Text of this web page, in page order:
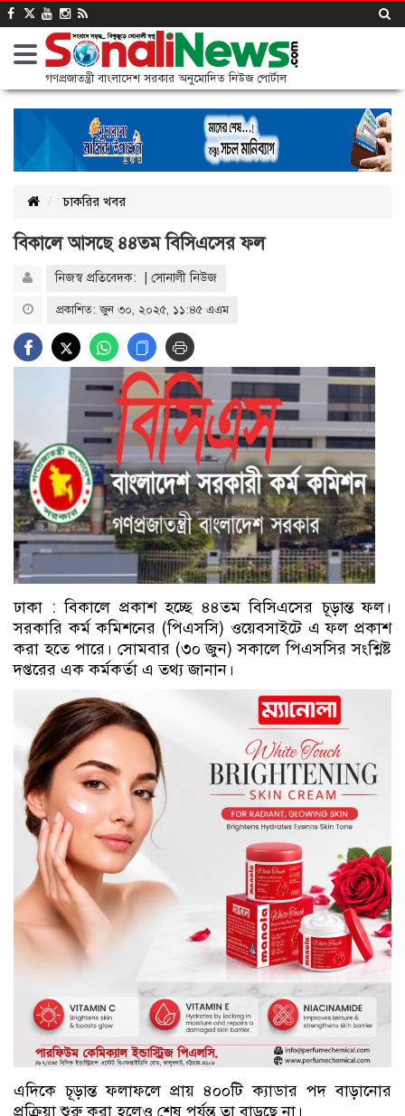
গণপ্রজাতন্ত্রী বাংলাদেশ সরকার অনুমোদিত নিউজ পোর্টাল
চাকরির খবর
বিকালে আসছে ৪৪তম বিসিএসের ফল
নিজস্ব প্রতিবেদক: | সোনালী নিউজ
প্রকাশিত: জুন ৩০, ২০২৫, ১১:৪৫ এএম
ঢাকা : বিকালে প্রকাশ হচ্ছে ৪৪তম বিসিএসের চূড়ান্ত ফল।
সরকারি কর্ম কমিশনের (পিএসসি) ওয়েবসাইটে এ ফল প্রকাশ
করা হতে পারে। সোমবার (৩০ জুন) সকালে পিএসসির সংশ্লিষ্ট
দপ্তরের এক কর্মকর্তা এ তথ্য জানান।
এদিকে চূড়ান্ত ফলাফলে প্রায় ৪০০টি ক্যাডার পদ বাড়ানোর
প্রক্রিয়া শুরু করা হলেও শেষ পর্যন্ত তা বাড়ছে না।